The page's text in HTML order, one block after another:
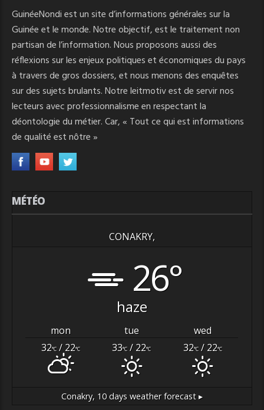
GuinéeNondi est un site d’informations générales sur la
Guinée et le monde. Notre objectif, est le traitement non
partisan de l’information. Nous proposons aussi des
réflexions sur les enjeux politiques et économiques du pays
à travers de gros dossiers, et nous menons des enquêtes
sur des sujets brulants. Notre leitmotiv est de servir nos
lecteurs avec professionnalisme en respectant la
déontologie du métier. Car, « Tout ce qui est informations
de qualité est nôtre »
MÉTÉO
CONAKRY,
26°
haze
mon tue
wed
32°C / 22°C 33°C / 22°C 32°C/ 22°C
Conakry, 10 days weather forecast ▸